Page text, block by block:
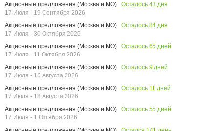
Акционные предложения (Москва и МО)
Осталось 43 дня
17 Июля - 19 Сентября 2026
Акционные предложения (Москва и МО)
Осталось 84 дня
17 Июля - 30 Октября 2026
Акционные предложения (Москва и МО)
Осталось 65 дней
17 Июля - 11 Октября 2026
Акционные предложения (Москва и МО)
Осталось 9 дней
17 Июля - 16 Августа 2026
Акционные предложения (Москва и МО)
Осталось 11 дней
17 Июля - 18 Августа 2026
Акционные предложения (Москва и МО)
Осталось 55 дней
17 Июля - 1 Октября 2026